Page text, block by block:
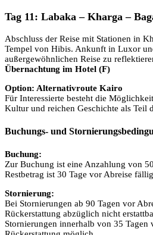
Tag 11: Labaka – Kharga –
Abschluss der Reise mit Stationen in
Tempel von Hibis. Ankunft in Luxor
außergewöhnlichen Reise zu
Übernachtung im Hotel (F)
Option: Alternativroute Kairo
Für Interessierte besteht die
Kultur und reichen Geschichte als Teil
Buchungs- und
Buchung:
Zur Buchung ist eine Anzahlung von
Restbetrag ist 30 Tage vor Abreise
Stornierung:
Bei Stornierungen ab 90 Tagen vor
Rückerstattung abzüglich nicht
Stornierungen innerhalb von 35 Tagen